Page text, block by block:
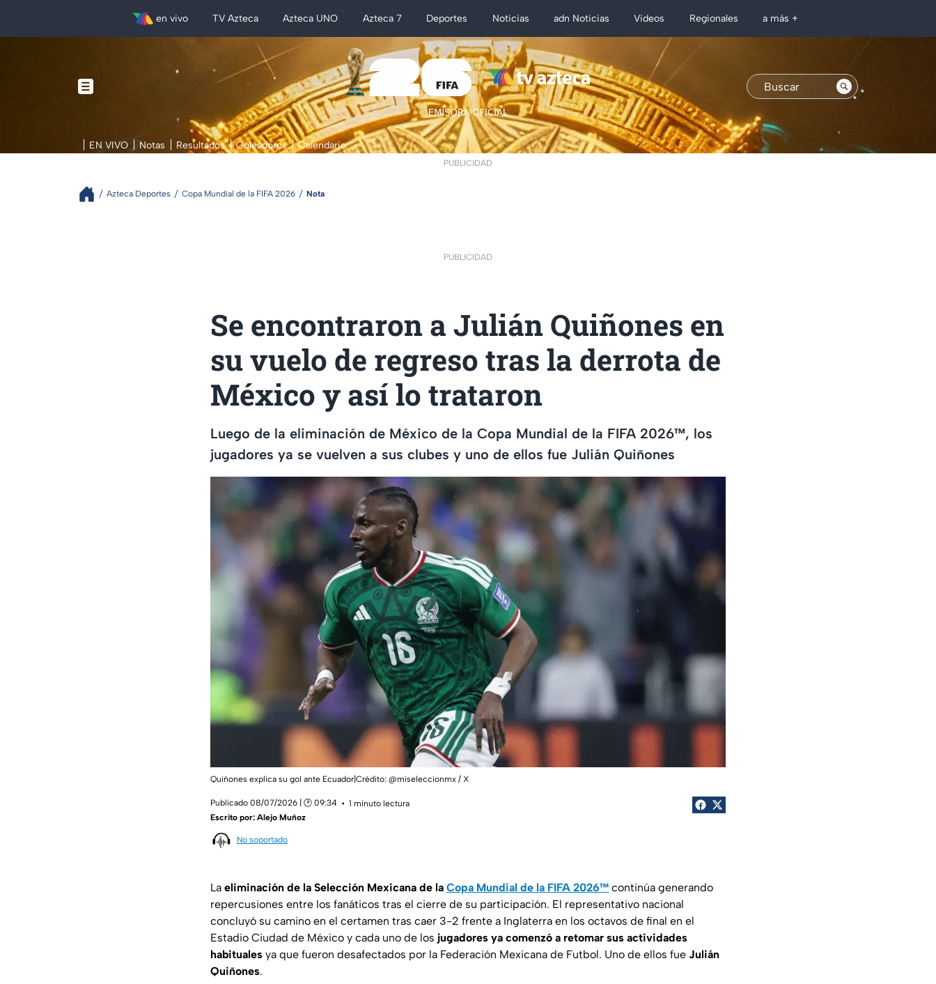
en vivo TV Azteca Azteca UNO Azteca 7 Deportes Noticias adn Noticias Videos Regionales a más +
EN VIVO Notas Resultados Goleadores Calendario
PUBLICIDAD
Azteca Deportes Copa Mundial de la FIFA 2026 Nota
PUBLICIDAD
Se encontraron a Julián Quiñones en
su vuelo de regreso tras la derrota de
México y así lo trataron
Luego de la eliminación de México de la Copa Mundial de la FIFA 2026™, los
jugadores ya se vuelven a sus clubes y uno de ellos fue Julián Quiñones
Quiñones explica su gol ante Ecuador|Crédito: @miseleccionmx / X
Publicado 08/07/2026 | 🕑 09:34
1 minuto lectura
Escrito por: Alejo Muñoz
No soportado
La eliminación de la Selección Mexicana de la Copa Mundial de la FIFA 2026™ continúa generando
repercusiones entre los fanáticos tras el cierre de su participación. El representativo nacional
concluyó su camino en el certamen tras caer 3-2 frente a Inglaterra en los octavos de final en el
Estadio Ciudad de México y cada uno de los jugadores ya comenzó a retomar sus actividades
habituales ya que fueron desafectados por la Federación Mexicana de Futbol. Uno de ellos fue Julián
Quiñones.